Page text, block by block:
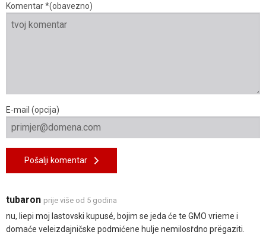
Komentar *(obavezno)
E-mail (opcija)
Pošalji komentar
tubaron prije više od 5 godina
nu, liepi moj lastovski kupusé, bojim se jeda će te GMO vrieme i
domaće veleizdajničske podmićene hulje nemilosṙdno prëgaziti.